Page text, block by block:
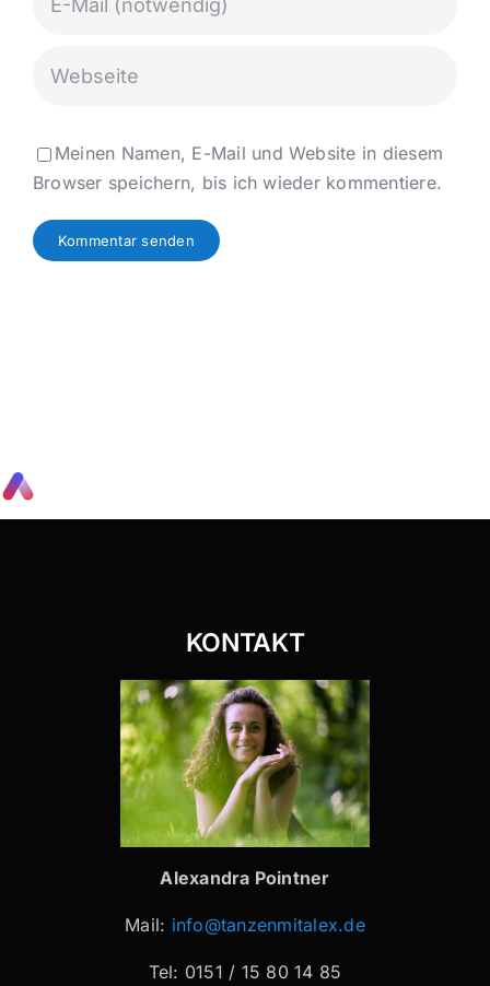
Meinen Namen, E-Mail und Website in diesem
Browser speichern, bis ich wieder kommentiere.
KONTAKT
Alexandra Pointner
Mail: info@tanzenmitalex.de
Tel: 0151 / 15 80 14 85